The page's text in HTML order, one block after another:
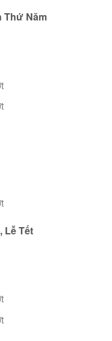
Thứ Năm
Lễ Tết